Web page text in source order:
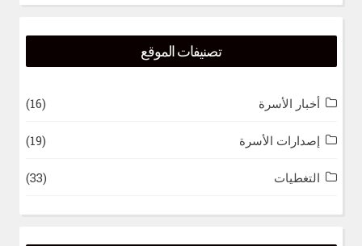
تصنيفات الموقع
أخبار الأسرة (16)
إصدارات الأسرة (19)
التغطيات (33)